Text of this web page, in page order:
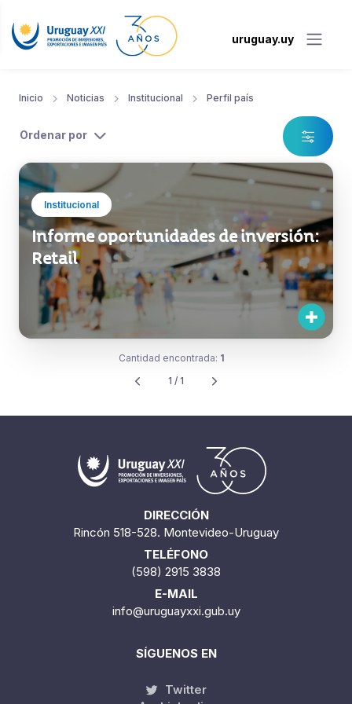
uruguay.uy
Inicio Noticias Institucional Perfil país
Ordenar por
Institucional
Informe oportunidades de inversión:
Retail
Cantidad encontrada: 1
1 / 1
DIRECCIÓN
Rincón 518-528. Montevideo-Uruguay
TELÉFONO
(598) 2915 3838
E-MAIL
info@uruguayxxi.gub.uy
SÍGUENOS EN
Twitter